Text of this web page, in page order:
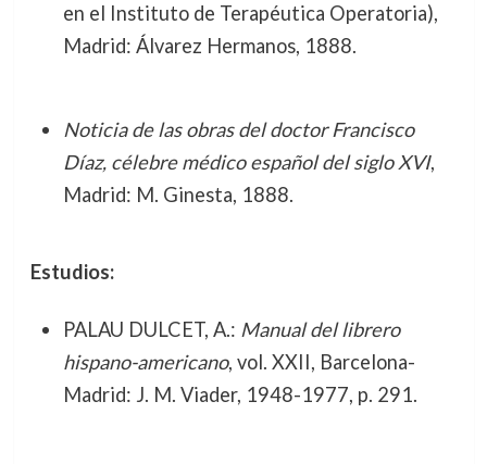
en el Instituto de Terapéutica Operatoria),
Madrid: Álvarez Hermanos, 1888.
Noticia de las obras del doctor Francisco
Díaz, célebre médico español del siglo XVI,
Madrid: M. Ginesta, 1888.
Estudios:
PALAU DULCET, A.: Manual del librero
hispano-americano, vol. XXII, Barcelona-
Madrid: J. M. Viader, 1948-1977, p. 291.